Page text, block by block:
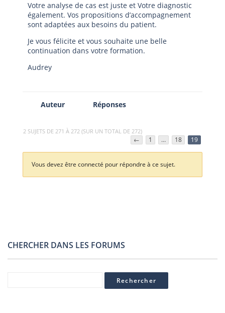
Votre analyse de cas est juste et Votre diagnostic
également. Vos propositions d’accompagnement
sont adaptées aux besoins du patient.
Je vous félicite et vous souhaite une belle
continuation dans votre formation.
Audrey
Auteur Réponses
2 SUJETS DE 271 À 272 (SUR UN TOTAL DE 272)
← 1 … 18 19
Vous devez être connecté pour répondre à ce sujet.
CHERCHER DANS LES FORUMS